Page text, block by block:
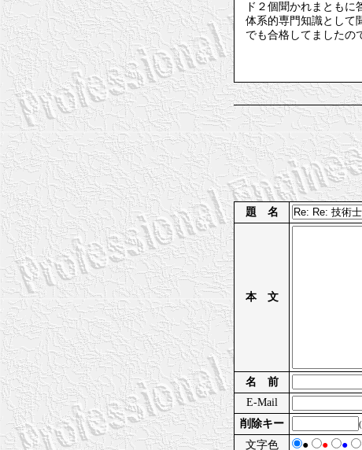
ド２個聞かれまともに
体系的専門知識として
でも合格してましたの
題 名
本 文
名 前
E-Mail
削除キー
文字色 ● ● ●